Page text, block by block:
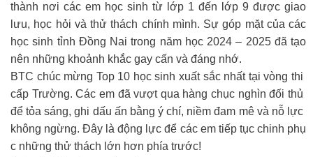
thành nơi các em học sinh từ lớp 1 đến lớp 9 được giao
lưu, học hỏi và thử thách chính mình. Sự góp mặt của các
học sinh tỉnh Đồng Nai trong năm học 2024 – 2025 đã tạo
nên những khoảnh khắc gay cấn và đáng nhớ.
BTC chúc mừng Top 10 học sinh xuất sắc nhất tại vòng thi
cấp Trường. Các em đã vượt qua hàng chục nghìn đối thủ
để tỏa sáng, ghi dấu ấn bằng ý chí, niềm đam mê và nỗ lực
không ngừng. Đây là động lực để các em tiếp tục chinh phụ
c những thử thách lớn hơn phía trước!